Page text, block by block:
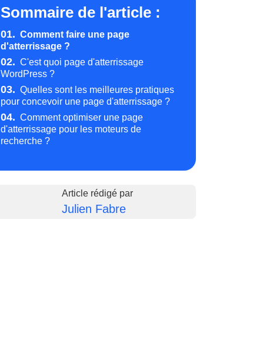
Sommaire de l'article :
01. Comment faire une page
d'atterrissage ?
02. C'est quoi page d'atterrissage
WordPress ?
03. Quelles sont les meilleures pratiques
pour concevoir une page d'atterrissage ?
04. Comment optimiser une page
d'atterrissage pour les moteurs de
recherche ?
Article rédigé par
Julien Fabre